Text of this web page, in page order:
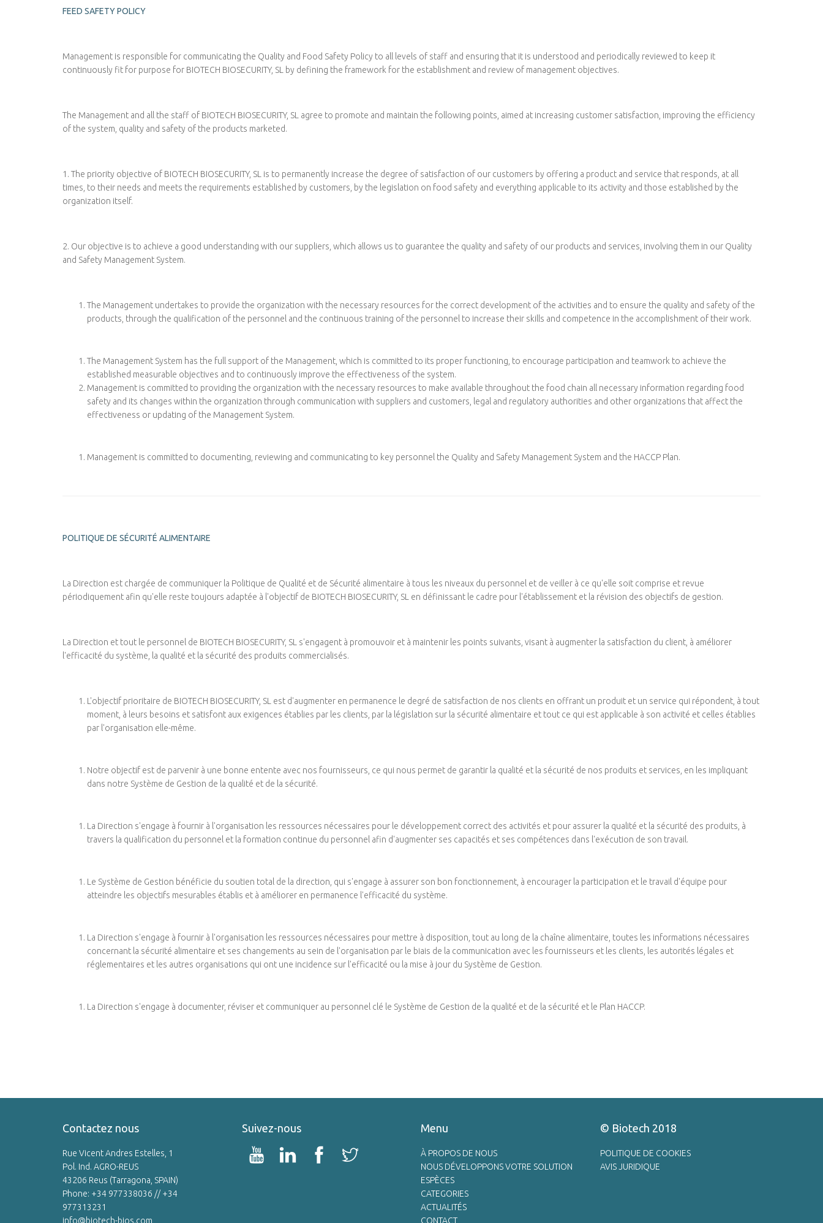
FEED SAFETY POLICY
Management is responsible for communicating the Quality and Food Safety Policy to all levels of staff and ensuring that it is understood and periodically reviewed to keep it
continuously fit for purpose for BIOTECH BIOSECURITY, SL by defining the framework for the establishment and review of management objectives.
The Management and all the staff of BIOTECH BIOSECURITY, SL agree to promote and maintain the following points, aimed at increasing customer satisfaction, improving the efficiency
of the system, quality and safety of the products marketed.
1. The priority objective of BIOTECH BIOSECURITY, SL is to permanently increase the degree of satisfaction of our customers by offering a product and service that responds, at all
times, to their needs and meets the requirements established by customers, by the legislation on food safety and everything applicable to its activity and those established by the
organization itself.
2. Our objective is to achieve a good understanding with our suppliers, which allows us to guarantee the quality and safety of our products and services, involving them in our Quality
and Safety Management System.
The Management undertakes to provide the organization with the necessary resources for the correct development of the activities and to ensure the quality and safety of the
products, through the qualification of the personnel and the continuous training of the personnel to increase their skills and competence in the accomplishment of their work.
The Management System has the full support of the Management, which is committed to its proper functioning, to encourage participation and teamwork to achieve the
established measurable objectives and to continuously improve the effectiveness of the system.
Management is committed to providing the organization with the necessary resources to make available throughout the food chain all necessary information regarding food
safety and its changes within the organization through communication with suppliers and customers, legal and regulatory authorities and other organizations that affect the
effectiveness or updating of the Management System.
Management is committed to documenting, reviewing and communicating to key personnel the Quality and Safety Management System and the HACCP Plan.
POLITIQUE DE SÉCURITÉ ALIMENTAIRE
La Direction est chargée de communiquer la Politique de Qualité et de Sécurité alimentaire à tous les niveaux du personnel et de veiller à ce qu'elle soit comprise et revue
périodiquement afin qu'elle reste toujours adaptée à l'objectif de BIOTECH BIOSECURITY, SL en définissant le cadre pour l'établissement et la révision des objectifs de gestion.
La Direction et tout le personnel de BIOTECH BIOSECURITY, SL s'engagent à promouvoir et à maintenir les points suivants, visant à augmenter la satisfaction du client, à améliorer
l'efficacité du système, la qualité et la sécurité des produits commercialisés.
L'objectif prioritaire de BIOTECH BIOSECURITY, SL est d'augmenter en permanence le degré de satisfaction de nos clients en offrant un produit et un service qui répondent, à tout
moment, à leurs besoins et satisfont aux exigences établies par les clients, par la législation sur la sécurité alimentaire et tout ce qui est applicable à son activité et celles établies
par l'organisation elle-même.
Notre objectif est de parvenir à une bonne entente avec nos fournisseurs, ce qui nous permet de garantir la qualité et la sécurité de nos produits et services, en les impliquant
dans notre Système de Gestion de la qualité et de la sécurité.
La Direction s'engage à fournir à l'organisation les ressources nécessaires pour le développement correct des activités et pour assurer la qualité et la sécurité des produits, à
travers la qualification du personnel et la formation continue du personnel afin d'augmenter ses capacités et ses compétences dans l'exécution de son travail.
Le Système de Gestion bénéficie du soutien total de la direction, qui s'engage à assurer son bon fonctionnement, à encourager la participation et le travail d'équipe pour
atteindre les objectifs mesurables établis et à améliorer en permanence l'efficacité du système.
La Direction s'engage à fournir à l'organisation les ressources nécessaires pour mettre à disposition, tout au long de la chaîne alimentaire, toutes les informations nécessaires
concernant la sécurité alimentaire et ses changements au sein de l'organisation par le biais de la communication avec les fournisseurs et les clients, les autorités légales et
réglementaires et les autres organisations qui ont une incidence sur l'efficacité ou la mise à jour du Système de Gestion.
La Direction s'engage à documenter, réviser et communiquer au personnel clé le Système de Gestion de la qualité et de la sécurité et le Plan HACCP.
Contactez nous
Rue Vicent Andres Estelles, 1
Pol. Ind. AGRO-REUS
43206 Reus (Tarragona, SPAIN)
Phone: +34 977338036 // +34
977313231
info@biotech-bios.com
Suivez-nous Menu
À PROPOS DE NOUS
NOUS DÉVELOPPONS VOTRE SOLUTION
ESPÈCES
CATEGORIES
ACTUALITÉS
CONTACT
© Biotech 2018
POLITIQUE DE COOKIES
AVIS JURIDIQUE